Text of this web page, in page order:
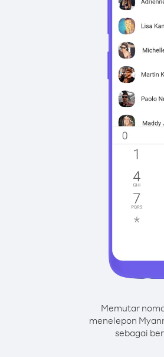
Memutar
menelepon
sebagai